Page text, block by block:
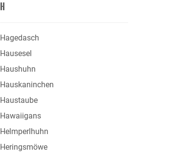
H
Hagedasch
Hausesel
Haushuhn
Hauskaninchen
Haustaube
Hawaiigans
Helmperlhuhn
Heringsmöwe